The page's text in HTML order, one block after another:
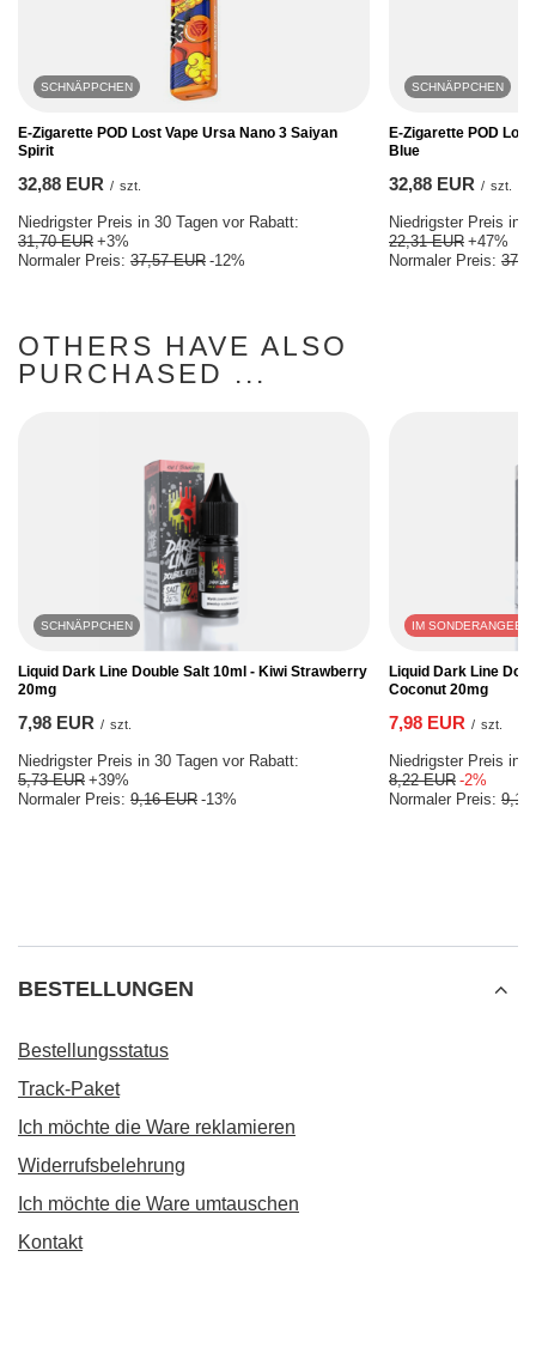
SCHNÄPPCHEN
E-Zigarette POD Lost Vape Ursa Nano 3 Saiyan
Spirit
32,88 EUR / szt.
Niedrigster Preis in 30 Tagen vor Rabatt:
31,70 EUR +3%
Normaler Preis: 37,57 EUR -12%
SCHNÄPPCHEN
E-Zigarette POD
Blue
32,88 EUR / szt.
Niedrigster Preis in
22,31 EUR +47%
Normaler Preis:
OTHERS HAVE ALSO
PURCHASED ...
SCHNÄPPCHEN
Liquid Dark Line Double Salt 10ml - Kiwi Strawberry
20mg
7,98 EUR / szt.
Niedrigster Preis in 30 Tagen vor Rabatt:
5,73 EUR +39%
Normaler Preis: 9,16 EUR -13%
IM
Liquid Dark Line
Coconut 20mg
7,98 EUR / szt.
Niedrigster Preis in
8,22 EUR -2%
Normaler Preis: 9,16
BESTELLUNGEN
Bestellungsstatus
Track-Paket
Ich möchte die Ware reklamieren
Widerrufsbelehrung
Ich möchte die Ware umtauschen
Kontakt